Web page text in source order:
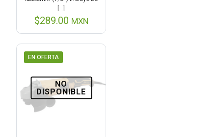
[…]
$289.00 MXN
EN OFERTA
NO
DISPONIBLE